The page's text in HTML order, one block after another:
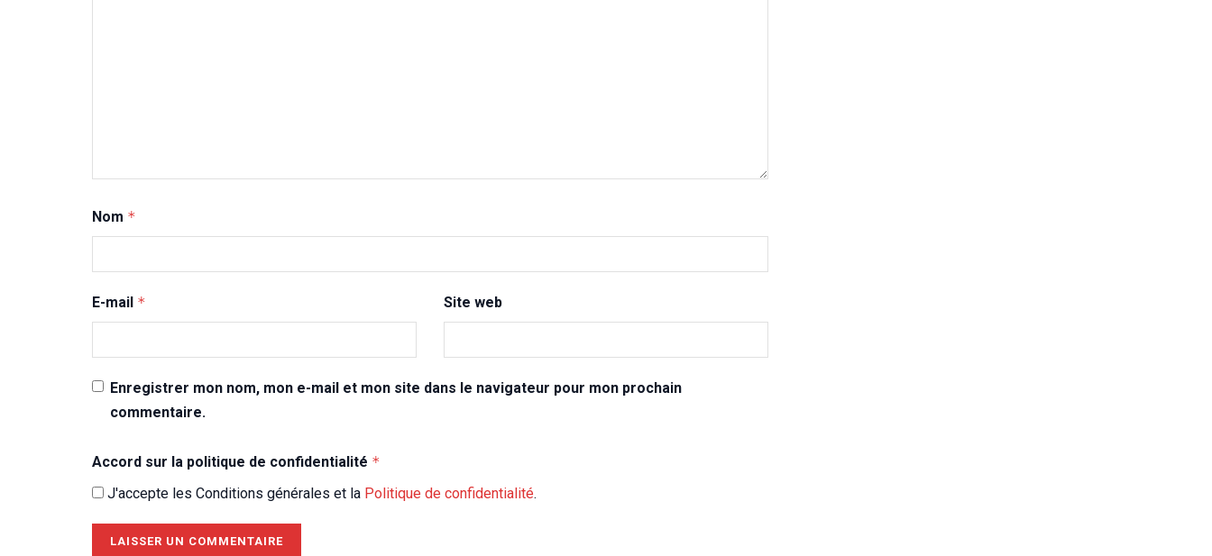
Nom *
E-mail * Site web
Enregistrer mon nom, mon e-mail et mon site dans le navigateur pour mon prochain
commentaire.
Accord sur la politique de confidentialité *
J'accepte les Conditions générales et la Politique de confidentialité.